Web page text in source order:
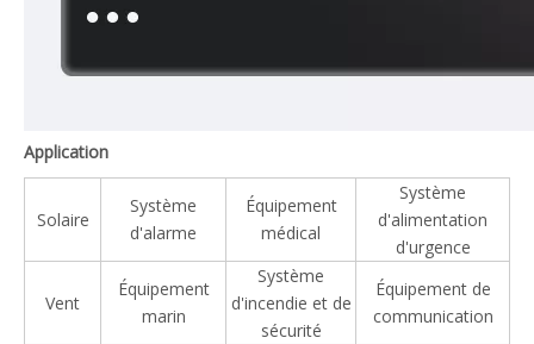
Application
Solaire
Système
d'alarme
Équipement
médical
Système
d'alimentation
d'urgence
Vent
Équipement
marin
Système
d'incendie et de
sécurité
Équipement de
communication